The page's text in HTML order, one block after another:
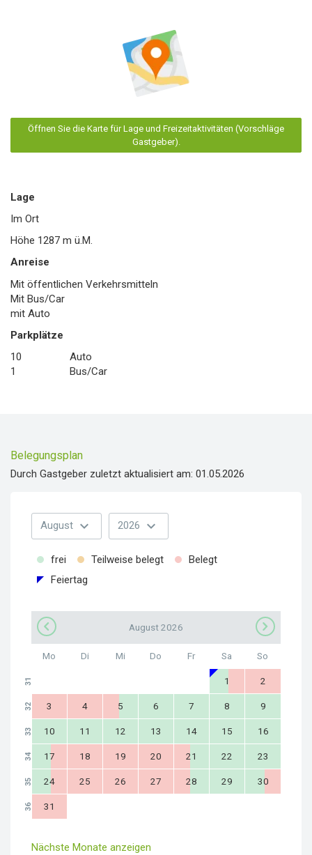
Öffnen Sie die Karte für Lage und Freizeitaktivitäten (Vorschläge
Gastgeber).
Lage
Im Ort
Höhe 1287 m ü.M.
Anreise
Mit öffentlichen Verkehrsmitteln
Mit Bus/Car
mit Auto
Parkplätze
10
Auto
1
Bus/Car
Belegungsplan
Durch Gastgeber zuletzt aktualisiert am: 01.05.2026
August expand_more 2026 expand_more
frei Teilweise belegt
Belegt
Feiertag
August 2026
Mo Di Mi Do Fr Sa So
31 1 2
32 3 4 5 6 7 8 9
33 10 11 12 13 14 15 16
34 17 18 19 20 21 22 23
35 24 25 26 27 28 29 30
36 31
Nächste Monate anzeigen